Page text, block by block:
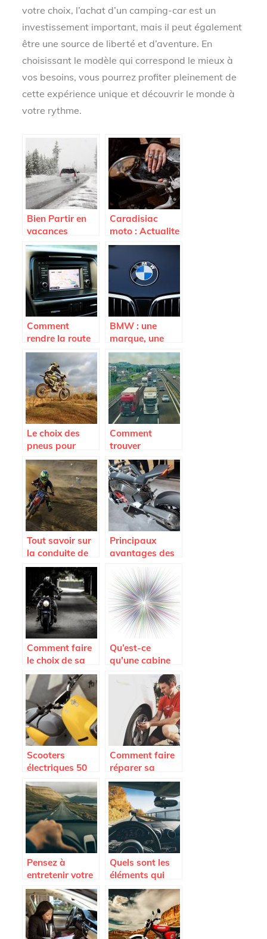
votre choix, l’achat d’un camping-car est un
investissement important, mais il peut également
être une source de liberté et d’aventure. En
choisissant le modèle qui correspond le mieux à
vos besoins, vous pourrez profiter pleinement de
cette expérience unique et découvrir le monde à
votre rythme.
Bien Partir en
vacances
Caradisiac
moto : Actualite
moto, scooter,
accessoires
moto
Comment
rendre la route
agréable ?
BMW : une
marque, une
performance
Le choix des
pneus pour
votre moto
Comment
trouver
facilement les
pièces
détachées de
son camion
Iveco ?
Tout savoir sur
la conduite de
la moto
Principaux
avantages des
électriques
Comment faire
le choix de sa
première moto ?
Qu’est-ce
qu’une cabine
de sablage ?
Scooters
électriques 50
cc ou 125 cc :
quelle
signification ?
Comment faire
réparer sa
voiture à petits
prix ?
Pensez à
entretenir votre
voiture avant un
long voyage
Quels sont les
éléments qui
peuvent
endommager le
pare-brise
d’une voiture ?